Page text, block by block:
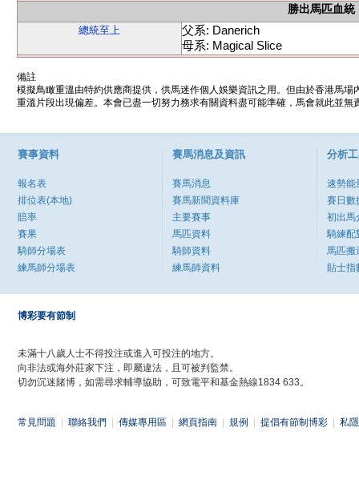
勝出馬匹血統
總統至上
父系: Danerich
母系: Magical Slice
備註
模擬鳥瞰重溫由特約供應商提供，供馬迷作個人娛樂資訊之用。但由於香港馬
重溫片段出現偏差。本會已盡一切努力務求有關資料盡可能準確，馬會就此並
賽事資料
報名表
排位表(本地)
賠率
賽果
騎師分場表
練馬師分場表
賽馬消息及資訊
賽馬消息
賽馬新聞資料庫
主要賽事
馬匹資料
騎師資料
練馬師資料
分析
速勢能
賽日數
初出馬
騎練配
馬匹搬
貼士指
博彩要有節制
未滿十八歲人士不得投注或進入可投注的地方。
向非法或海外莊家下注，即屬違法，且可被判監禁。
切勿沉迷賭博，如需尋求輔導協助，可致電平和基金熱線1834 633。
常見問題 聯絡我們 傳媒專用區 網頁指南 規例 提倡有節制博彩 私